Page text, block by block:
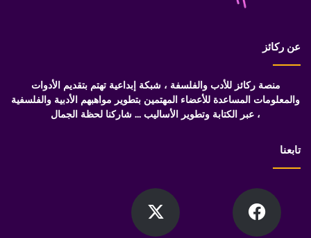
عن ركائز
منصة ركائز للأدب والفلسفة ، شبكة إبداعية تهتم بتقديم الأدوات
والمعلومات المساعدة للأعضاء المهتمين بتطوير مواهبهم الأدبية والفلسفية
، عبر الكتابة وتطوير الأساليب ... شاركنا لحظة الجمال
تابعنا